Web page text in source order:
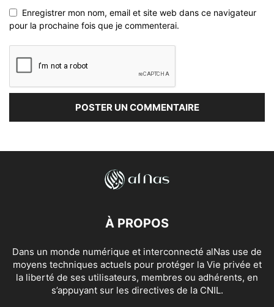
Enregistrer mon nom, email et site web dans ce navigateur
pour la prochaine fois que je commenterai.
À PROPOS
Dans un monde numérique et interconnecté alNas use de
moyens techniques actuels pour protéger la Vie privée et
la liberté de ses utilisateurs, membres ou adhérents, en
s’appuyant sur les directives de la CNIL.